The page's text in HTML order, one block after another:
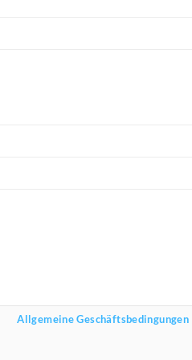
Allgemeine Geschäftsbedingungen